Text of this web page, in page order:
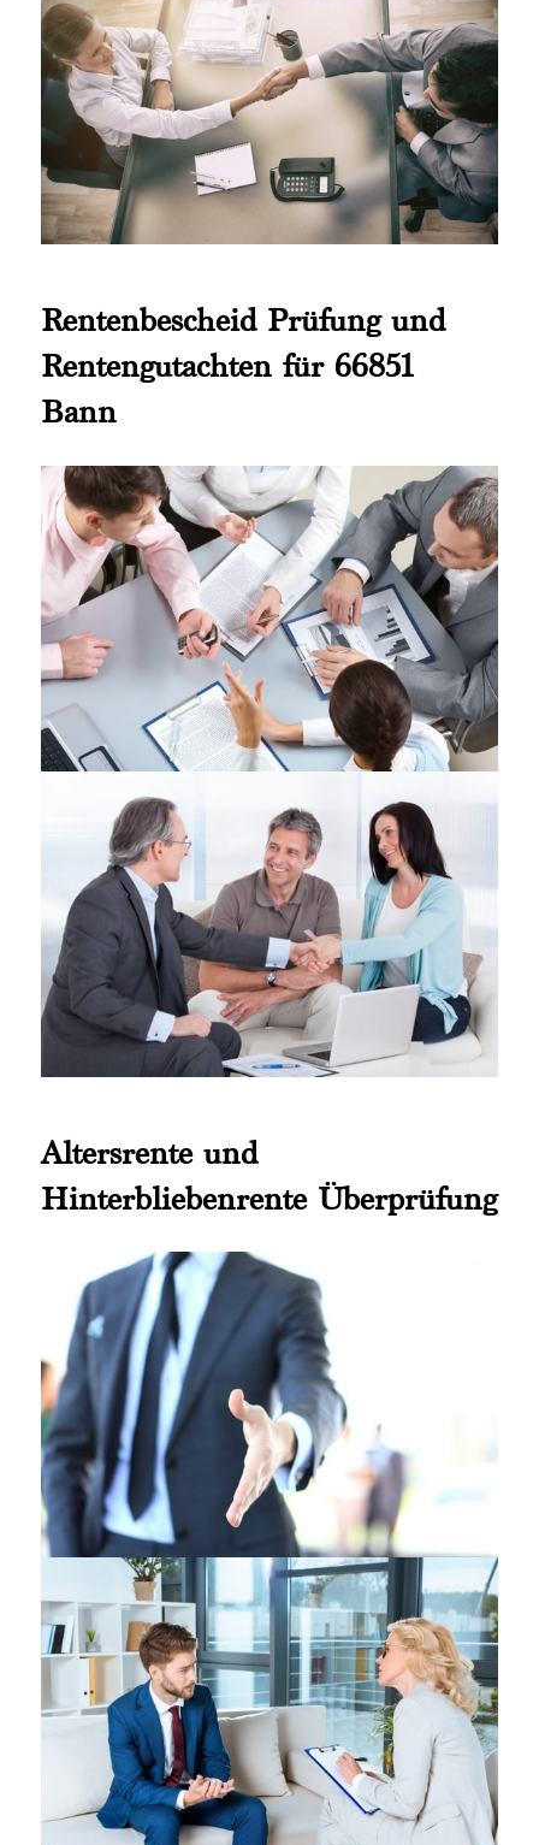
Rentenbescheid Prüfung und
Rentengutachten für 66851
Bann
Altersrente und
Hinterbliebenrente Überprüfung